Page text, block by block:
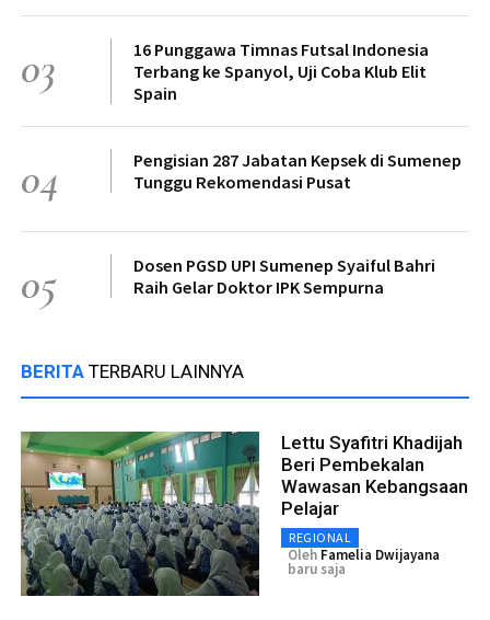
03
16 Punggawa Timnas Futsal Indonesia
Terbang ke Spanyol, Uji Coba Klub Elit
Spain
04
Pengisian 287 Jabatan Kepsek di Sumenep
Tunggu Rekomendasi Pusat
05
Dosen PGSD UPI Sumenep Syaiful Bahri
Raih Gelar Doktor IPK Sempurna
BERITA TERBARU LAINNYA
Lettu Syafitri Khadijah
Beri Pembekalan
Wawasan Kebangsaan
Pelajar
REGIONAL
Oleh Famelia Dwijayana
baru saja